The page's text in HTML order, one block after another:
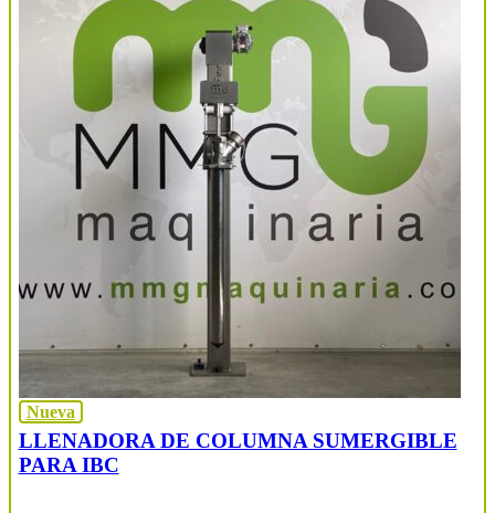
Nueva
LLENADORA DE COLUMNA SUMERGIBLE
PARA IBC